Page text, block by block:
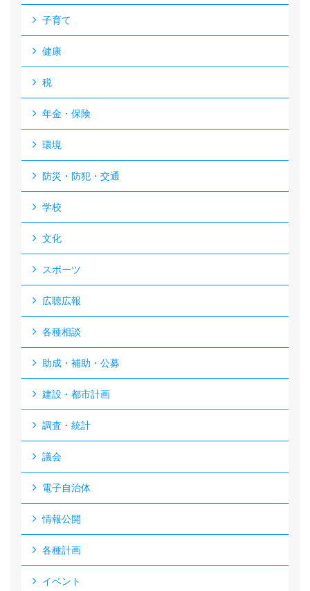
子育て
健康
税
年金・保険
環境
防災・防犯・交通
学校
文化
スポーツ
広聴広報
各種相談
助成・補助・公募
建設・都市計画
調査・統計
議会
電子自治体
情報公開
各種計画
イベント